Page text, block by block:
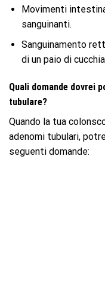
Movimenti
sanguinanti.
Sanguinamento
di un paio di
Quali domande dovrei
tubulare?
Quando la tua
adenomi tubulari,
seguenti domande: